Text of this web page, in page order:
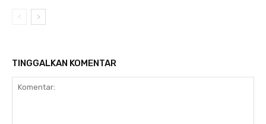
TINGGALKAN KOMENTAR